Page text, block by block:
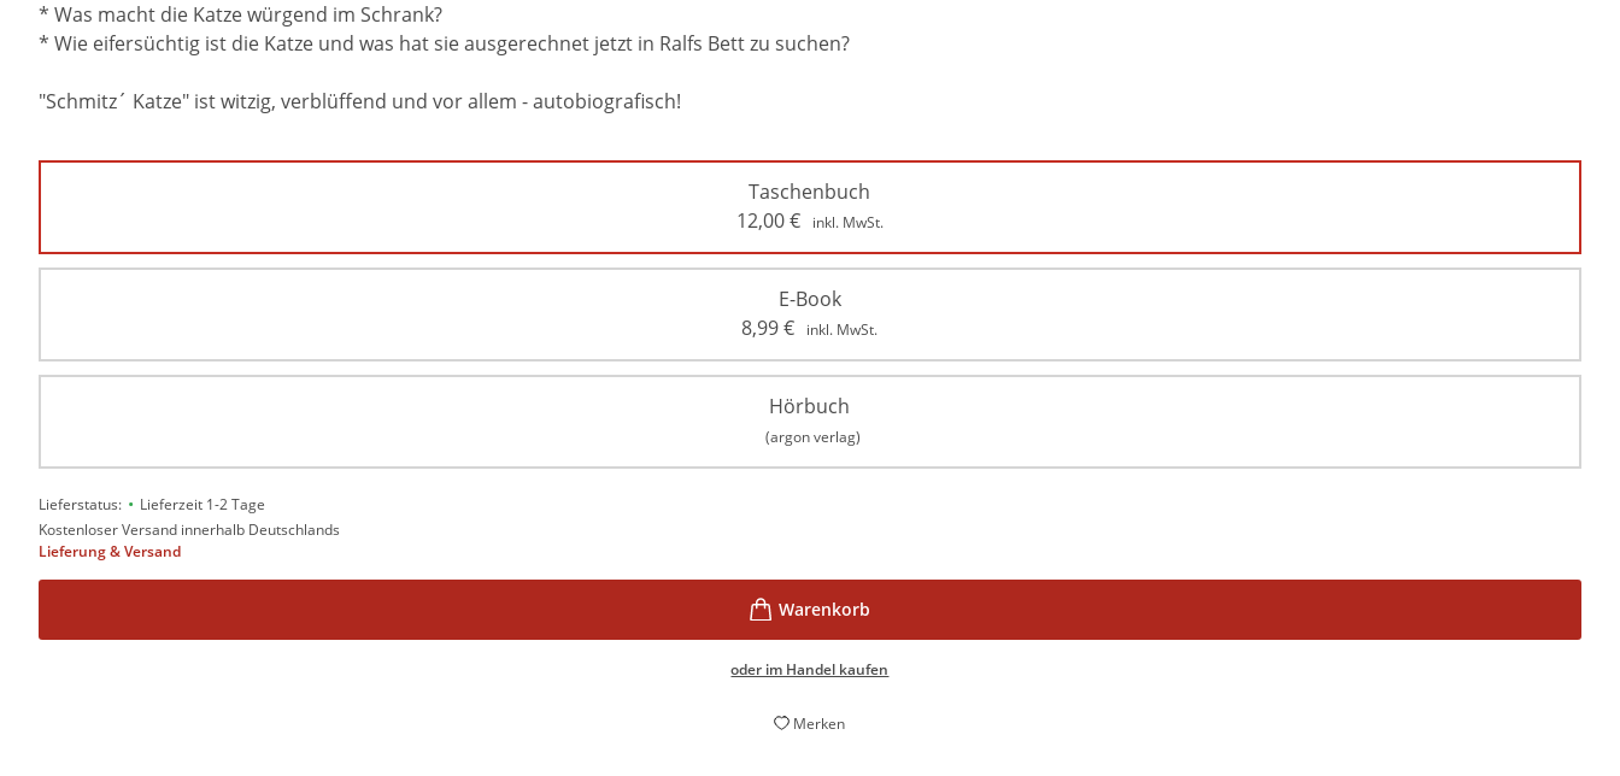
* Was macht die Katze würgend im Schrank?
* Wie eifersüchtig ist die Katze und was hat sie ausgerechnet jetzt in Ralfs Bett zu suchen?
"Schmitz´ Katze" ist witzig, verblüffend und vor allem - autobiografisch!
Taschenbuch
12,00€ inkl. MwSt.
E-Book
8,99€ inkl. MwSt.
Hörbuch
(argon verlag)
Lieferstatus: • Lieferzeit 1-2 Tage
Kostenloser Versand innerhalb Deutschlands
Lieferung & Versand
oder im Handel kaufen
Merken